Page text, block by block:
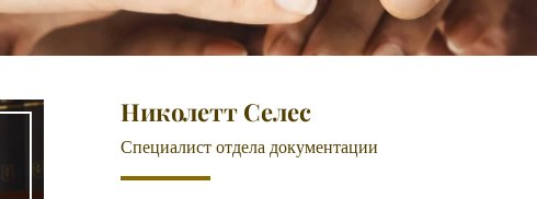
Николетт Селес
Специалист отдела документации